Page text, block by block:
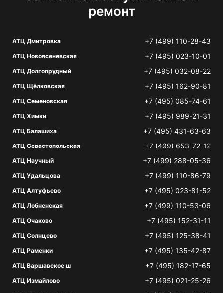
ремонт
АТЦ Дмитровка +7 (499) 110-28-43
АТЦ Новоясеневская +7 (495) 023-10-01
АТЦ Долгопрудный +7 (495) 032-08-22
АТЦ Щёлковская +7 (495) 162-90-81
АТЦ Семеновская +7 (495) 085-74-61
АТЦ Химки +7 (495) 989-21-31
АТЦ Балашиха +7 (495) 431-63-63
АТЦ Севастопольская +7 (499) 653-72-12
АТЦ Научный +7 (499) 288-05-36
АТЦ Удальцова +7 (499) 110-86-79
АТЦ Алтуфьево +7 (495) 023-81-52
АТЦ Лобненская +7 (499) 110-53-06
АТЦ Очаково +7 (495) 152-31-11
АТЦ Солнцево +7 (495) 125-38-41
АТЦ Раменки +7 (495) 135-42-87
АТЦ Варшавское ш +7 (495) 182-17-65
АТЦ Измайлово +7 (495) 021-25-26